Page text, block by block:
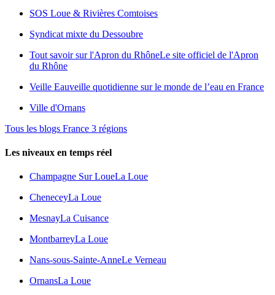
SOS Loue & Rivières Comtoises
Syndicat mixte du Dessoubre
Tout savoir sur l'Apron du RhôneLe site officiel de l'Apron
du Rhône
Veille Eauveille quotidienne sur le monde de l’eau en France
Ville d'Ornans
Tous les blogs France 3 régions
Les niveaux en temps réel
Champagne Sur LoueLa Loue
CheneceyLa Loue
MesnayLa Cuisance
MontbarreyLa Loue
Nans-sous-Sainte-AnneLe Verneau
OrnansLa Loue